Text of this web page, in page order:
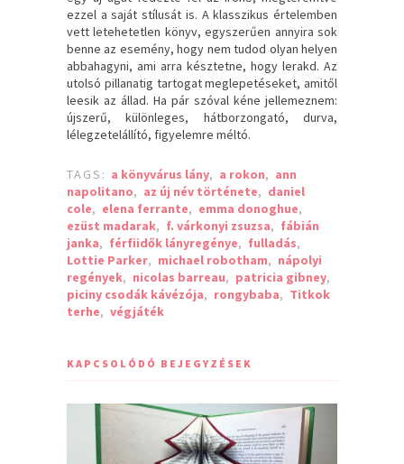
ezzel a saját stílusát is. A klasszikus értelemben
vett letehetetlen könyv, egyszerűen annyira sok
benne az esemény, hogy nem tudod olyan helyen
abbahagyni, ami arra késztetne, hogy lerakd. Az
utolsó pillanatig tartogat meglepetéseket, amitől
leesik az állad. Ha pár szóval kéne jellemeznem:
újszerű, különleges, hátborzongató, durva,
lélegzetelállító, figyelemre méltó.
TAGS: a könyvárus lány, a rokon, ann
napolitano, az új név története, daniel
cole, elena ferrante, emma donoghue,
ezüst madarak, f. várkonyi zsuzsa, fábián
janka, férfiidők lányregénye, fulladás,
Lottie Parker, michael robotham, nápolyi
regények, nicolas barreau, patricia gibney,
piciny csodák kávézója, rongybaba, Titkok
terhe, végjáték
KAPCSOLÓDÓ BEJEGYZÉSEK